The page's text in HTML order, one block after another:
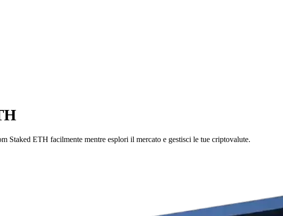
ETH facilmente mentre esplori il mercato e gestisci le tue criptovalute.